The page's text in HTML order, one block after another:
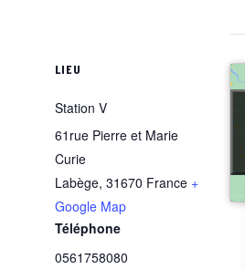
LIEU
Station V
61rue Pierre et Marie
Curie
Labège, 31670 France +
Google Map
Téléphone
0561758080